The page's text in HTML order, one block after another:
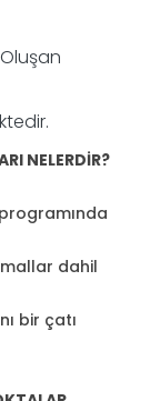
NELERDİR?
mallar dahil
bir çatı